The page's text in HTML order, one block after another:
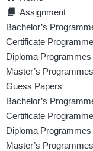
Assignment
Bachelor’s
Certificate
Diploma Programmes
Master’s Programmes
Guess Papers
Bachelor’s
Certificate
Diploma Programmes
Master’s Programmes